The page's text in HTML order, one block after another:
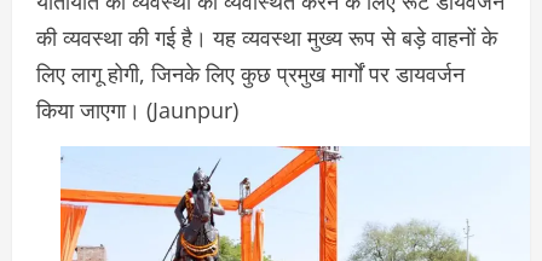
की व्यवस्था की गई है। यह व्यवस्था मुख्य रूप से बड़े वाहनों के
लिए लागू होगी, जिनके लिए कुछ प्रमुख मार्गों पर डायवर्जन
किया जाएगा। (Jaunpur)